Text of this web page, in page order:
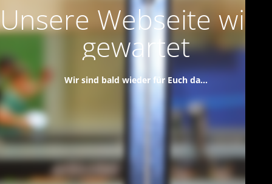
Unsere Webseite wird
gewartet
Wir sind bald wieder für Euch da...